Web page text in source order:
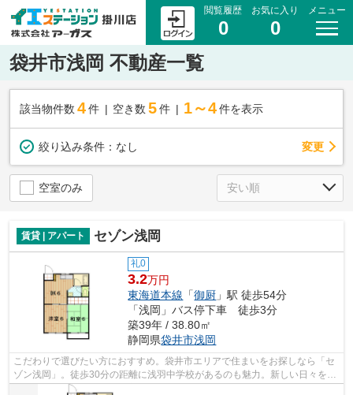
閲覧履歴
0
お気に入り
0
メニュー
袋井市浅岡 不動産一覧
該当物件数 4件 空き数 5 件 1～4 件を表示
絞り込み条件： なし 変更
空室のみ
賃貸 | アパート セゾン浅岡
礼0
3.2万円
東海道本線 「御厨 」駅 徒歩54分
「浅岡」バス停下車 徒歩3分
築39年 / 38.80㎡
静岡県袋井市浅岡
こだわりで選びたい方におすすめ。袋井市エリアで住まいをお探しなら「セ
ゾン浅岡」。徒歩30分の距離に浅羽中学校があるのも魅力。新しい日々を送
るにふさわしい、きれいな室内です。...